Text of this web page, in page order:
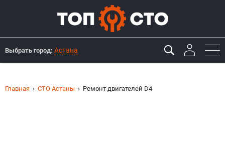
Выбрать город: Астана
Главная СТО Астаны Ремонт двигателей D4